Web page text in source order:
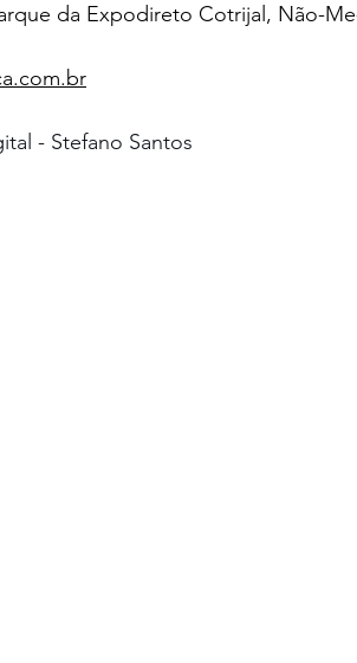
da Expodireto Cotrijal, Não-
- Stefano Santos